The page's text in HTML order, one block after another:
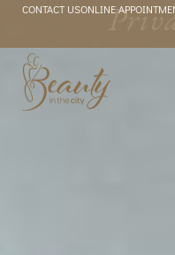
CONTACT USONLINE